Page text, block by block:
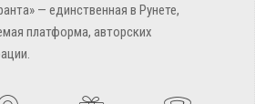
— единственная в Рунете,
платформа, авторских